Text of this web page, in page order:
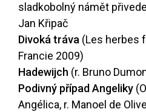
sladkobolný námět
Jan Křipač
Divoká tráva (Les herbes
Francie 2009)
Hadewijch (r. Bruno
Podivný případ Angeliky
Angélica, r. Manoel de